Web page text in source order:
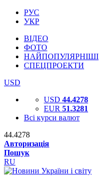
РУС
УКР
ВІДЕО
ФОТО
НАЙПОПУЛЯРНІШІ
СПЕЦПРОЕКТИ
USD
USD 44.4278
EUR 51.3281
Всі курси валют
44.4278
Авторизація
Пошук
RU